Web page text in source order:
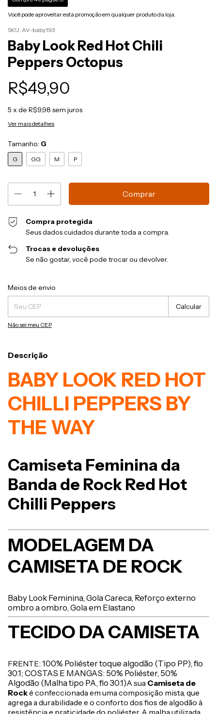
Você pode aproveitar esta promoção em qualquer produto da loja.
SKU: AV-baby193
Baby Look Red Hot Chili
Peppers Octopus
R$49,90
5 x de R$9,98 sem juros
Ver mais detalhes
Tamanho: G
G GG M P
Compra protegida
Seus dados cuidados durante toda a compra.
Trocas e devoluções
Se não gostar, você pode trocar ou devolver.
Entregas para o CEP:
Meios de envio
Calcular
Não sei meu CEP
Descrição
BABY LOOK RED HOT
CHILLI PEPPERS BY
THE WAY
Camiseta Feminina da
Banda de Rock Red Hot
Chilli Peppers
MODELAGEM DA
CAMISETA DE ROCK
Baby Look Feminina, Gola Careca, Reforço externo
ombro a ombro, Gola em Elastano
TECIDO DA CAMISETA
FRENTE: 100% Poliéster toque algodão (Tipo PP), fio
30.1; COSTAS E MANGAS: 50% Poliéster, 50%
Algodão (Malha tipo PA, fio 30.1)A sua Camiseta de
Rocké confeccionada em uma composição mista, que
agrega a durabilidade e o conforto dos fios de algodão à
resistência e praticidade do poliéster. A malha utilizada